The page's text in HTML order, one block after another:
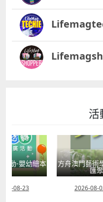
活
動-嬰幼繪本
08-23
方舟澳門藝術
匯
2026-08-